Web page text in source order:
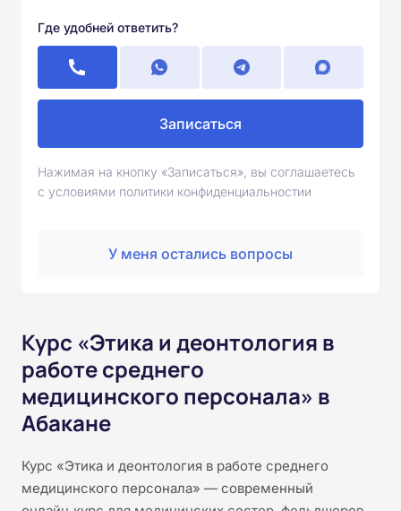
Где удобней ответить?
Записаться
Нажимая на кнопку «Записаться», вы соглашаетесь
с условиями политики конфиденциальностии
У меня остались вопросы
Курс «Этика и деонтология в
работе среднего
медицинского персонала» в
Абакане
Курс «Этика и деонтология в работе среднего
медицинского персонала» — современный